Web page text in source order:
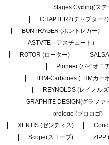
Stages Cycling(ス
CHAPTER2(チャプター2)
BONTRAGER (ボントレガー)
ASTVTE（アスチュート）
ROTOR (ローター)
Pioneer (パイオニ
THM-Carbones (THMカー
REYNOLDS (レイノル
GRAPHITE DESIGN(グラファ
prologo (プロロゴ)
XENTIS (ゼンティス)
Scope(スコープ)
ZIPP